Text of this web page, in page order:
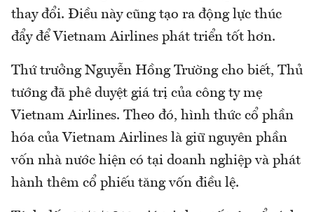
thay đổi. Điều này cũng tạo ra động lực thúc
đẩy để Vietnam Airlines phát triển tốt hơn.
Thứ trưởng Nguyễn Hồng Trường cho biết, Thủ
tướng đã phê duyệt giá trị của công ty mẹ
Vietnam Airlines. Theo đó, hình thức cổ phần
hóa của Vietnam Airlines là giữ nguyên phần
vốn nhà nước hiện có tại doanh nghiệp và phát
hành thêm cổ phiếu tăng vốn điều lệ.